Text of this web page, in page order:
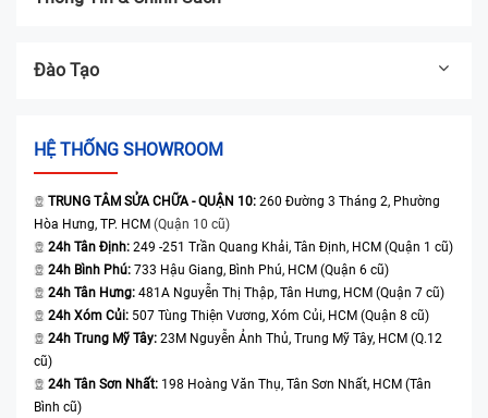
Đào Tạo
HỆ THỐNG SHOWROOM
TRUNG TÂM SỬA CHỮA - QUẬN 10: 260 Đường 3 Tháng 2, Phường
Hòa Hưng, TP. HCM (Quận 10 cũ)
24h Tân Định: 249 -251 Trần Quang Khải, Tân Định, HCM (Quận 1 cũ)
24h Bình Phú: 733 Hậu Giang, Bình Phú, HCM (Quận 6 cũ)
24h Tân Hưng: 481A Nguyễn Thị Thập, Tân Hưng, HCM (Quận 7 cũ)
24h Xóm Củi: 507 Tùng Thiện Vương, Xóm Củi, HCM (Quận 8 cũ)
24h Trung Mỹ Tây: 23M Nguyễn Ảnh Thủ, Trung Mỹ Tây, HCM (Q.12
cũ)
24h Tân Sơn Nhất: 198 Hoàng Văn Thụ, Tân Sơn Nhất, HCM (Tân
Bình cũ)